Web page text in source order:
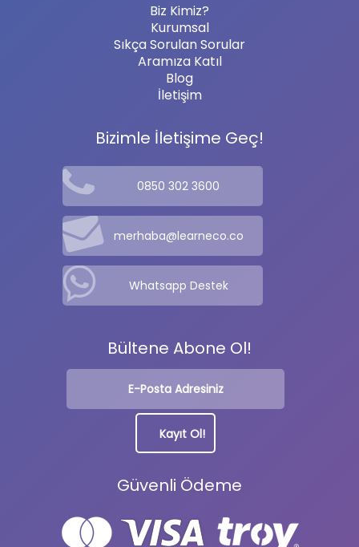
Biz Kimiz?
Kurumsal
Sıkça Sorulan Sorular
Aramıza Katıl
Blog
İletişim
Bizimle İletişime Geç!
0850 302 3600
merhaba@learneco.co
Whatsapp Destek
Bültene Abone Ol!
Güvenli Ödeme